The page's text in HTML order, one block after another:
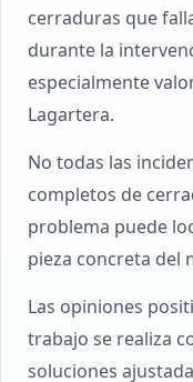
cerraduras que
durante la
especialmente
Lagartera.
No todas las
completos de
problema puede
pieza concreta del
Las opiniones
trabajo se realiza
soluciones